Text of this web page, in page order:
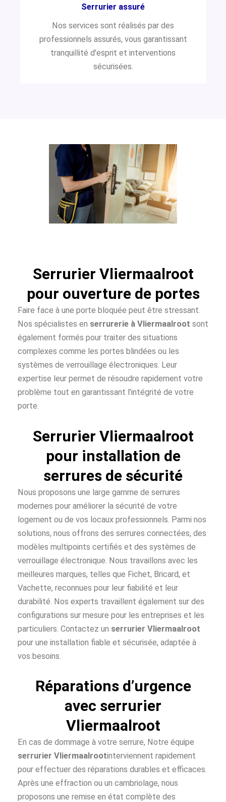
Serrurier assuré
Nos services sont réalisés par des
professionnels assurés, vous garantissant
tranquillité d'esprit et interventions
sécurisées.
Serrurier Vliermaalroot
pour ouverture de portes
Faire face à une porte bloquée peut être stressant.
Nos spécialistes en serrurerie à Vliermaalroot sont
également formés pour traiter des situations
complexes comme les portes blindées ou les
systèmes de verrouillage électroniques. Leur
expertise leur permet de résoudre rapidement votre
problème tout en garantissant l’intégrité de votre
porte.
Serrurier Vliermaalroot
pour installation de
serrures de sécurité
Nous proposons une large gamme de serrures
modernes pour améliorer la sécurité de votre
logement ou de vos locaux professionnels. Parmi nos
solutions, nous offrons des serrures connectées, des
modèles multipoints certifiés et des systèmes de
verrouillage électronique. Nous travaillons avec les
meilleures marques, telles que Fichet, Bricard, et
Vachette, reconnues pour leur fiabilité et leur
durabilité. Nos experts travaillent également sur des
configurations sur mesure pour les entreprises et les
particuliers. Contactez un serrurier Vliermaalroot
pour une installation fiable et sécurisée, adaptée à
vos besoins.
Réparations d’urgence
avec serrurier
Vliermaalroot
En cas de dommage à votre serrure, Notre équipe
serrurier Vliermaalrootinterviennent rapidement
pour effectuer des réparations durables et efficaces.
Après une effraction ou un cambriolage, nous
proposons une remise en état complète des